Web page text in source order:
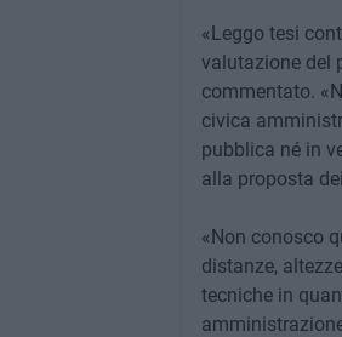
«Leggo tesi
valutazione del
commentato.
civica
pubblica né in
alla proposta
«Non conosco
distanze,
tecniche in